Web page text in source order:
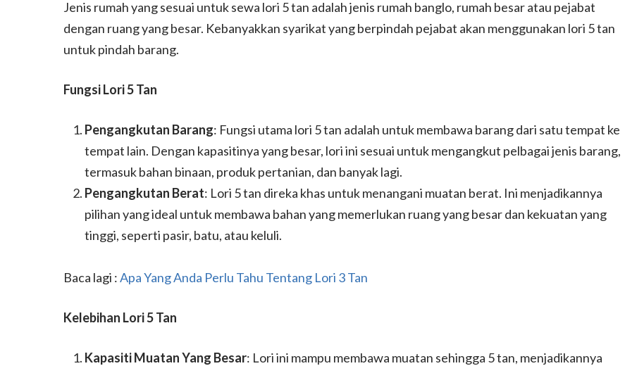
Jenis rumah yang sesuai untuk sewa lori 5 tan adalah jenis rumah banglo, rumah besar atau pejabat
dengan ruang yang besar. Kebanyakkan syarikat yang berpindah pejabat akan menggunakan lori 5 tan
untuk pindah barang.
Fungsi Lori 5 Tan
Pengangkutan Barang: Fungsi utama lori 5 tan adalah untuk membawa barang dari satu tempat ke
tempat lain. Dengan kapasitinya yang besar, lori ini sesuai untuk mengangkut pelbagai jenis barang,
termasuk bahan binaan, produk pertanian, dan banyak lagi.
Pengangkutan Berat: Lori 5 tan direka khas untuk menangani muatan berat. Ini menjadikannya
pilihan yang ideal untuk membawa bahan yang memerlukan ruang yang besar dan kekuatan yang
tinggi, seperti pasir, batu, atau keluli.
Baca lagi :Apa Yang Anda Perlu Tahu Tentang Lori 3 Tan
Kelebihan Lori 5 Tan
Kapasiti Muatan Yang Besar: Lori ini mampu membawa muatan sehingga 5 tan, menjadikannya